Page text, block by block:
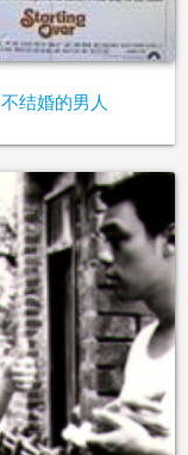
不结婚的男人